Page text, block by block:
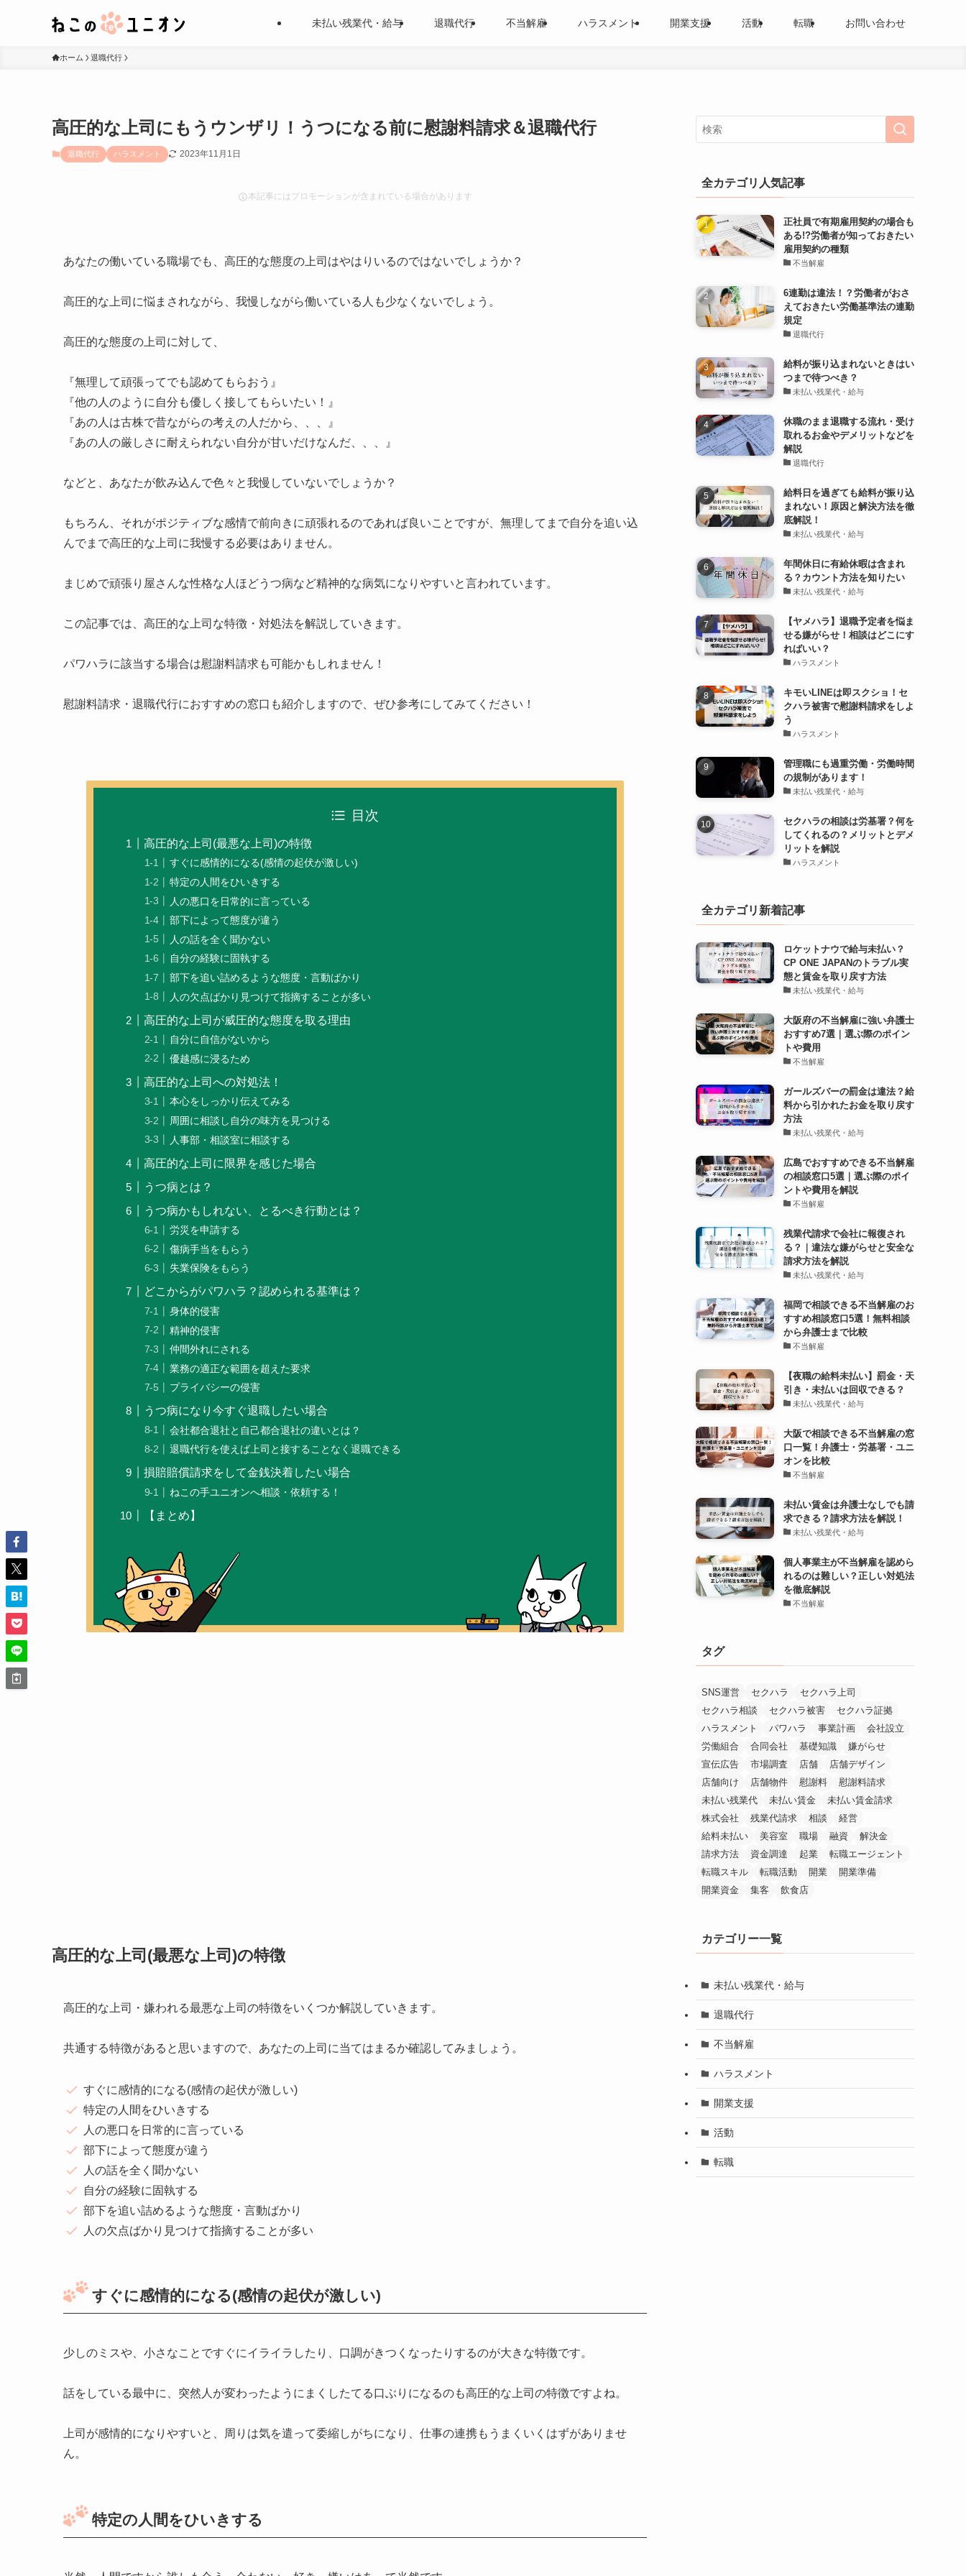
未払い残業代・給与 退職代行 不当解雇 ハラスメント 開業支援 活動 転職 お問い合わせ
ホーム 退職代行
高圧的な上司にもうウンザリ！うつになる前に慰謝料請求＆退職代行
退職代行 ハラスメント 2023年11月1日
本記事にはプロモーションが含まれている場合があります
あなたの働いている職場でも、高圧的な態度の上司はやはりいるのではないでしょうか？
高圧的な上司に悩まされながら、我慢しながら働いている人も少なくないでしょう。
高圧的な態度の上司に対して、
『無理して頑張ってでも認めてもらおう』
『他の人のように自分も優しく接してもらいたい！』
『あの人は古株で昔ながらの考えの人だから、、、』
『あの人の厳しさに耐えられない自分が甘いだけなんだ、、、』
などと、あなたが飲み込んで色々と我慢していないでしょうか？
もちろん、それがポジティブな感情で前向きに頑張れるのであれば良いことですが、無理してまで自分を追い込
んでまで高圧的な上司に我慢する必要はありません。
まじめで頑張り屋さんな性格な人ほどうつ病など精神的な病気になりやすいと言われています。
この記事では、高圧的な上司な特徴・対処法を解説していきます。
パワハラに該当する場合は慰謝料請求も可能かもしれません！
慰謝料請求・退職代行におすすめの窓口も紹介しますので、ぜひ参考にしてみてください！
目次
高圧的な上司(最悪な上司)の特徴
すぐに感情的になる(感情の起伏が激しい)
特定の人間をひいきする
人の悪口を日常的に言っている
部下によって態度が違う
人の話を全く聞かない
自分の経験に固執する
部下を追い詰めるような態度・言動ばかり
人の欠点ばかり見つけて指摘することが多い
高圧的な上司が威圧的な態度を取る理由
自分に自信がないから
優越感に浸るため
高圧的な上司への対処法！
本心をしっかり伝えてみる
周囲に相談し自分の味方を見つける
人事部・相談室に相談する
高圧的な上司に限界を感じた場合
うつ病とは？
うつ病かもしれない、とるべき行動とは？
労災を申請する
傷病手当をもらう
失業保険をもらう
どこからがパワハラ？認められる基準は？
身体的侵害
精神的侵害
仲間外れにされる
業務の適正な範囲を超えた要求
プライバシーの侵害
うつ病になり今すぐ退職したい場合
会社都合退社と自己都合退社の違いとは？
退職代行を使えば上司と接することなく退職できる
損賠賠償請求をして金銭決着したい場合
ねこの手ユニオンへ相談・依頼する！
【まとめ】
高圧的な上司(最悪な上司)の特徴
高圧的な上司・嫌われる最悪な上司の特徴をいくつか解説していきます。
共通する特徴があると思いますので、あなたの上司に当てはまるか確認してみましょう。
すぐに感情的になる(感情の起伏が激しい)
特定の人間をひいきする
人の悪口を日常的に言っている
部下によって態度が違う
人の話を全く聞かない
自分の経験に固執する
部下を追い詰めるような態度・言動ばかり
人の欠点ばかり見つけて指摘することが多い
すぐに感情的になる(感情の起伏が激しい)
少しのミスや、小さなことですぐにイライラしたり、口調がきつくなったりするのが大きな特徴です。
話をしている最中に、突然人が変わったようにまくしたてる口ぶりになるのも高圧的な上司の特徴ですよね。
上司が感情的になりやすいと、周りは気を遣って委縮しがちになり、仕事の連携もうまくいくはずがありませ
ん。
特定の人間をひいきする
全カテゴリ人気記事
正社員で有期雇用契約の場合も
ある!?労働者が知っておきたい
雇用契約の種類
不当解雇
6連勤は違法！？労働者がおさ
えておきたい労働基準法の連勤
規定
退職代行
給料が振り込まれないときはい
つまで待つべき？
未払い残業代・給与
休職のまま退職する流れ・受け
取れるお金やデメリットなどを
解説
退職代行
給料日を過ぎても給料が振り込
まれない！原因と解決方法を徹
底解説！
未払い残業代・給与
年間休日に有給休暇は含まれ
る？カウント方法を知りたい
未払い残業代・給与
【ヤメハラ】退職予定者を悩ま
せる嫌がらせ！相談はどこにす
ればいい？
ハラスメント
キモいLINEは即スクショ！セ
クハラ被害で慰謝料請求をしよ
う
ハラスメント
管理職にも過重労働・労働時間
の規制があります！
未払い残業代・給与
セクハラの相談は労基署？何を
してくれるの？メリットとデメ
リットを解説
ハラスメント
全カテゴリ新着記事
ロケットナウで給与未払い？
CP ONE JAPANのトラブル実
態と賃金を取り戻す方法
未払い残業代・給与
大阪府の不当解雇に強い弁護士
おすすめ7選｜選ぶ際のポイン
トや費用
不当解雇
ガールズバーの罰金は違法？給
料から引かれたお金を取り戻す
方法
未払い残業代・給与
広島でおすすめできる不当解雇
の相談窓口5選｜選ぶ際のポイ
ントや費用を解説
不当解雇
残業代請求で会社に報復され
る？｜違法な嫌がらせと安全な
請求方法を解説
未払い残業代・給与
福岡で相談できる不当解雇のお
すすめ相談窓口5選！無料相談
から弁護士まで比較
不当解雇
【夜職の給料未払い】罰金・天
引き・未払いは回収できる？
未払い残業代・給与
大阪で相談できる不当解雇の窓
口一覧！弁護士・労基署・ユニ
オンを比較
不当解雇
未払い賃金は弁護士なしでも請
求できる？請求方法を解説！
未払い残業代・給与
個人事業主が不当解雇を認めら
れるのは難しい？正しい対処法
を徹底解説
不当解雇
タグ
SNS運営 セクハラ
セクハラ上司
セクハラ相談
セクハラ被害
セクハラ証拠
ハラスメント
パワハラ 事業計画
会社設立
労働組合
合同会社 基礎知識
嫌がらせ
宣伝広告
市場調査 店舗
店舗デザイン
店舗向け
店舗物件 慰謝料
慰謝料請求
未払い残業代
未払い賃金
未払い賃金請求
株式会社
残業代請求 相談
経営
給料未払い
美容室 職場 融資
解決金
請求方法
資金調達 起業
転職エージェント
転職スキル
転職活動 開業
開業準備
開業資金
集客 飲食店
カテゴリー一覧
未払い残業代・給与
退職代行
不当解雇
ハラスメント
開業支援
活動
転職